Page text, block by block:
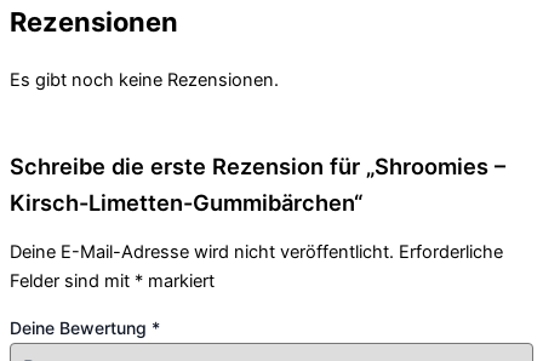
Rezensionen
Es gibt noch keine Rezensionen.
Schreibe die erste Rezension für „Shroomies –
Kirsch-Limetten-Gummibärchen“
Deine E-Mail-Adresse wird nicht veröffentlicht. Erforderliche
Felder sind mit * markiert
Deine Bewertung *